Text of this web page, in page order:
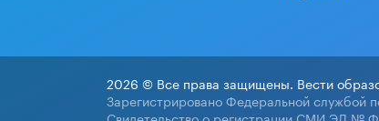
2026 © Все права защищены. Вести
Зарегистрировано Федеральной службой